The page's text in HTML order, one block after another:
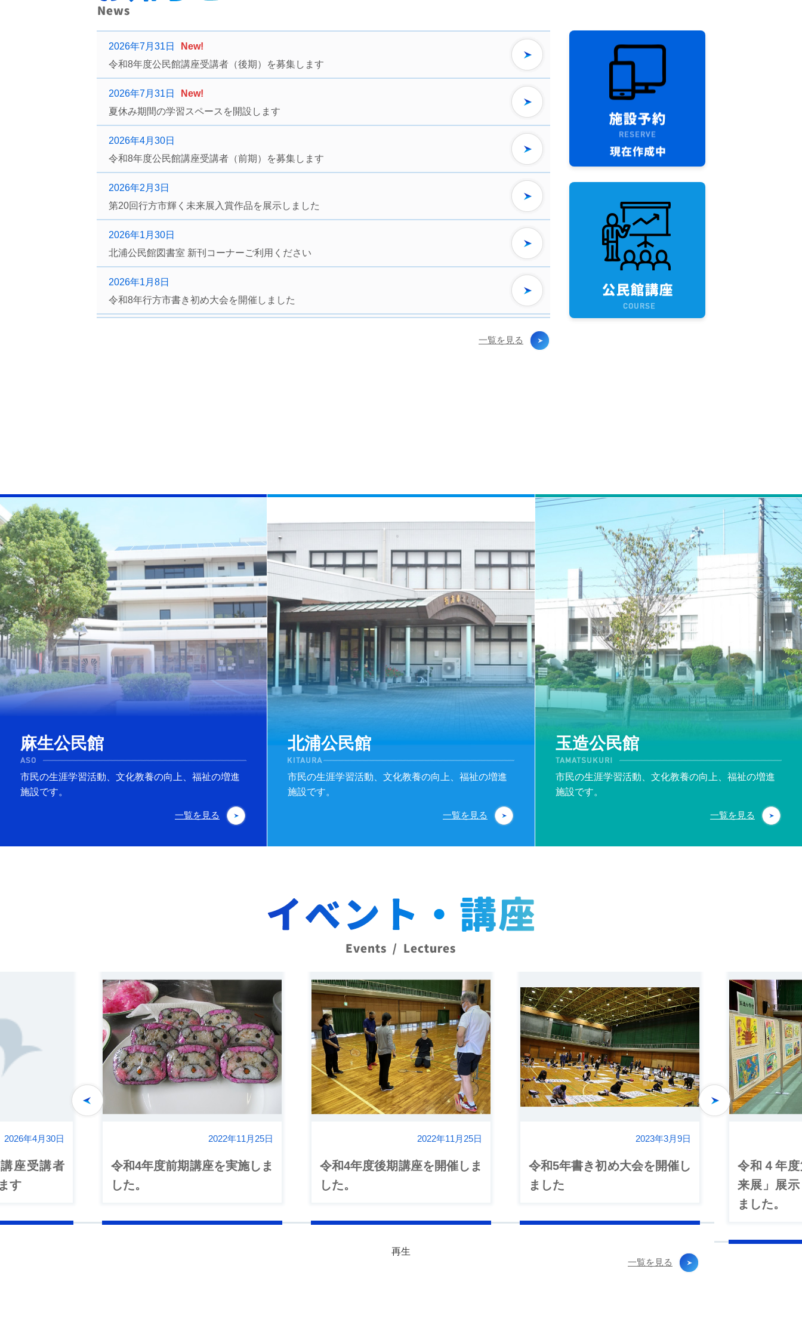
2026年7月31日
New!
令和8年度公民館講座受講者（後期）を募集します
2026年7月31日
New!
夏休み期間の学習スペースを開設します
2026年4月30日
令和8年度公民館講座受講者（前期）を募集します
2026年2月3日
第20回行方市輝く未来展入賞作品を展示しました
2026年1月30日
北浦公民館図書室 新刊コーナーご利用ください
2026年1月8日
令和8年行方市書き初め大会を開催しました
一覧を見る
麻生公民館
市民の生涯学習活動、文化教養の向上、福祉の増進
施設です。
一覧を見る
北浦公民館
市民の生涯学習活動、文化教養の向上、福祉の増進
施設です。
一覧を見る
玉造公民館
市民の生涯学習活動、文化教養の向上、福祉の増進
施設です。
一覧を見る
2026年4月30日
座受講者
す
詳細を見る
2022年11月25日
令和4年度前期講座を実施しま
した。
詳細を見る
2022年11月25日
令和4年度後期講座を開催しま
した。
2023年3月9日
令和5年書き初め大会を開催し
ました
詳
令和４年
来展」展
ました。
Next
再生
一覧を見る